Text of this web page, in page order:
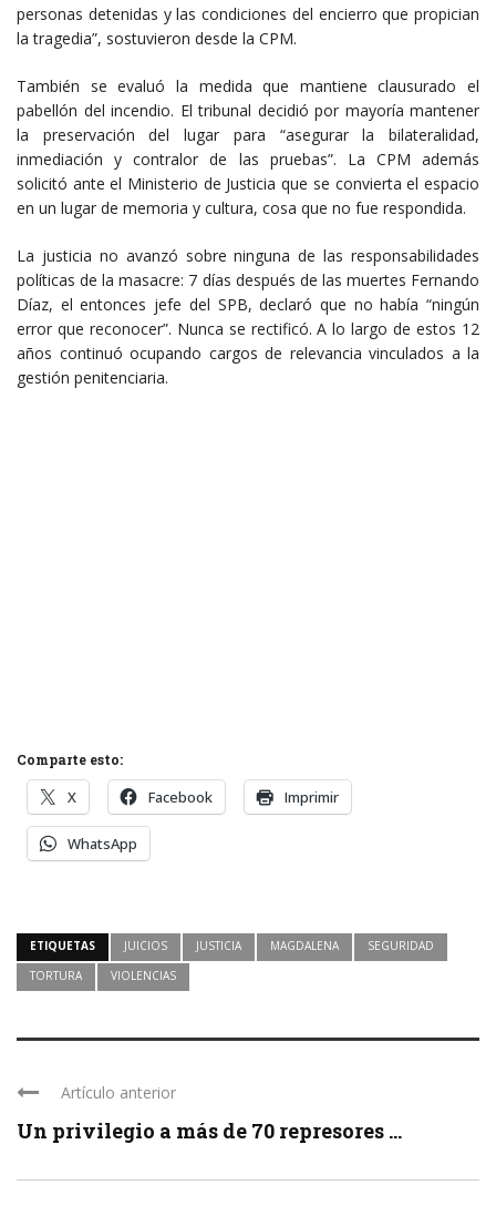
personas detenidas y las condiciones del encierro que propician
la tragedia”, sostuvieron desde la CPM.
También se evaluó la medida que mantiene clausurado el
pabellón del incendio. El tribunal decidió por mayoría mantener
la preservación del lugar para “asegurar la bilateralidad,
inmediación y contralor de las pruebas”. La CPM además
solicitó ante el Ministerio de Justicia que se convierta el espacio
en un lugar de memoria y cultura, cosa que no fue respondida.
La justicia no avanzó sobre ninguna de las responsabilidades
políticas de la masacre: 7 días después de las muertes Fernando
Díaz, el entonces jefe del SPB, declaró que no había “ningún
error que reconocer”. Nunca se rectificó. A lo largo de estos 12
años continuó ocupando cargos de relevancia vinculados a la
gestión penitenciaria.
Comparte esto:
X Facebook Imprimir
WhatsApp
ETIQUETAS JUICIOS JUSTICIA MAGDALENA
SEGURIDAD
TORTURA
VIOLENCIAS
Artículo anterior
Un privilegio a más de 70 represores ...